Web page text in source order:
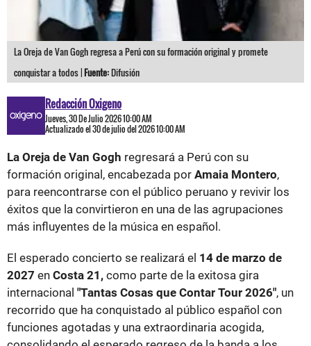
La Oreja de Van Gogh regresa a Perú con su formación original y promete
conquistar a todos |Fuente:Difusión
Redacción Oxigeno
Jueves, 30 De Julio 2026 10:00 AM
Actualizado el 30 de julio del 2026 10:00 AM
La Oreja de Van Gogh regresará a Perú con su
formación original, encabezada por Amaia Montero,
para reencontrarse con el público peruano y revivir los
éxitos que la convirtieron en una de las agrupaciones
más influyentes de la música en español.
El esperado concierto se realizará el 14 de marzo de
2027 en Costa 21, como parte de la exitosa gira
internacional "Tantas Cosas que Contar Tour 2026", un
recorrido que ha conquistado al público español con
funciones agotadas y una extraordinaria acogida,